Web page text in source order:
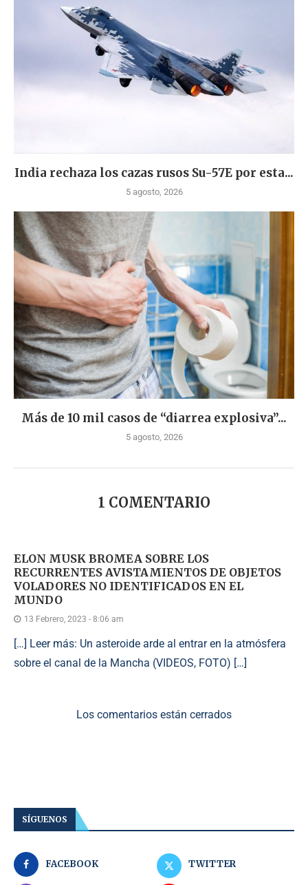
India rechaza los cazas rusos Su-57E por esta...
5 agosto, 2026
Más de 10 mil casos de “diarrea explosiva”...
5 agosto, 2026
1 COMENTARIO
ELON MUSK BROMEA SOBRE LOS
RECURRENTES AVISTAMIENTOS DE OBJETOS
VOLADORES NO IDENTIFICADOS EN EL
MUNDO
13 Febrero, 2023 - 8:06 am
[…] Leer más: Un asteroide arde al entrar en la atmósfera
sobre el canal de la Mancha (VIDEOS, FOTO) […]
Los comentarios están cerrados
SÍGUENOS
FACEBOOK TWITTER